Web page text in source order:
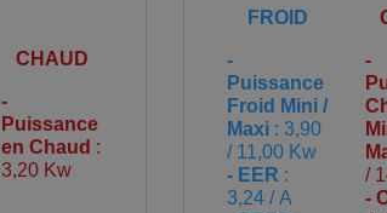
CHAUD
-
Puissance
en Chaud :
3,20 Kw
FROID
-
Puissance
Froid Mini /
Maxi : 3,90
/ 11,00 Kw
- EER :
3,24 / A
-
/
-